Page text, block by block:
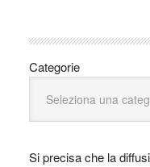
Categorie
Si precisa che la